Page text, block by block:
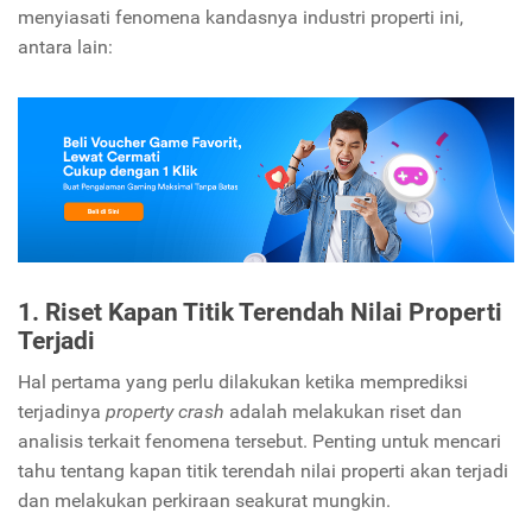
menyiasati fenomena kandasnya industri properti ini,
antara lain:
1. Riset Kapan Titik Terendah Nilai Properti
Terjadi
Hal pertama yang perlu dilakukan ketika memprediksi
terjadinya property crash adalah melakukan riset dan
analisis terkait fenomena tersebut. Penting untuk mencari
tahu tentang kapan titik terendah nilai properti akan terjadi
dan melakukan perkiraan seakurat mungkin.